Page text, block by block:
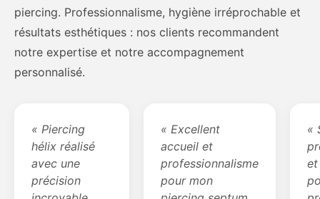
piercing. Professionnalisme, hygiène irréprochable et
résultats esthétiques : nos clients recommandent
notre expertise et notre accompagnement
personnalisé.
« Piercing
hélix réalisé
avec une
précision
« Excellent
accueil et
professionnalisme
pour mon
«
et